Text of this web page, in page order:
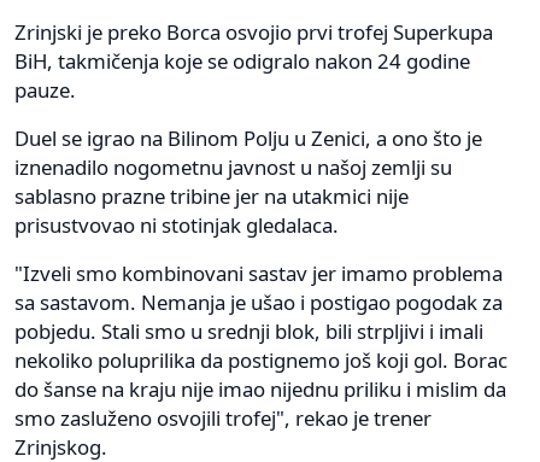
Zrinjski je preko Borca osvojio prvi trofej Superkupa
BiH, takmičenja koje se odigralo nakon 24 godine
pauze.
Duel se igrao na Bilinom Polju u Zenici, a ono što je
iznenadilo nogometnu javnost u našoj zemlji su
sablasno prazne tribine jer na utakmici nije
prisustvovao ni stotinjak gledalaca.
"Izveli smo kombinovani sastav jer imamo problema
sa sastavom. Nemanja je ušao i postigao pogodak za
pobjedu. Stali smo u srednji blok, bili strpljivi i imali
nekoliko poluprilika da postignemo još koji gol. Borac
do šanse na kraju nije imao nijednu priliku i mislim da
smo zasluženo osvojili trofej", rekao je trener
Zrinjskog.